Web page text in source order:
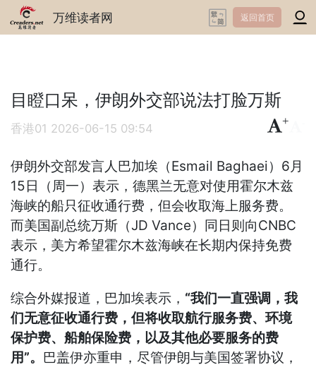
万维读者网 返回首页
目瞪口呆，伊朗外交部说法打脸万斯
香港01 2026-06-15 09:54
+
伊朗外交部发言人巴加埃（Esmail Baghaei）6月
15日（周一）表示，德黑兰无意对使用霍尔木兹
海峡的船只征收通行费，但会收取海上服务费。
而美国副总统万斯（JD Vance）同日则向CNBC
表示，美方希望霍尔木兹海峡在长期内保持免费
通行。
综合外媒报道，巴加埃表示， “我们一直强调，我
们无意征收通行费，但将收取航行服务费、环境
保护费、船舶保险费，以及其他必要服务的费
用”。 巴盖伊亦重申，尽管伊朗与美国签署协议，